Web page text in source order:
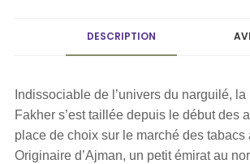
DESCRIPTION
Indissociable de l’univers du narguilé, la
Fakher s’est taillée depuis le début des
place de choix sur le marché des tabacs
Originaire d’Ajman, un petit émirat au